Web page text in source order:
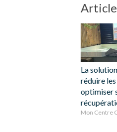
La
réduire
optimiser
Mon Centre